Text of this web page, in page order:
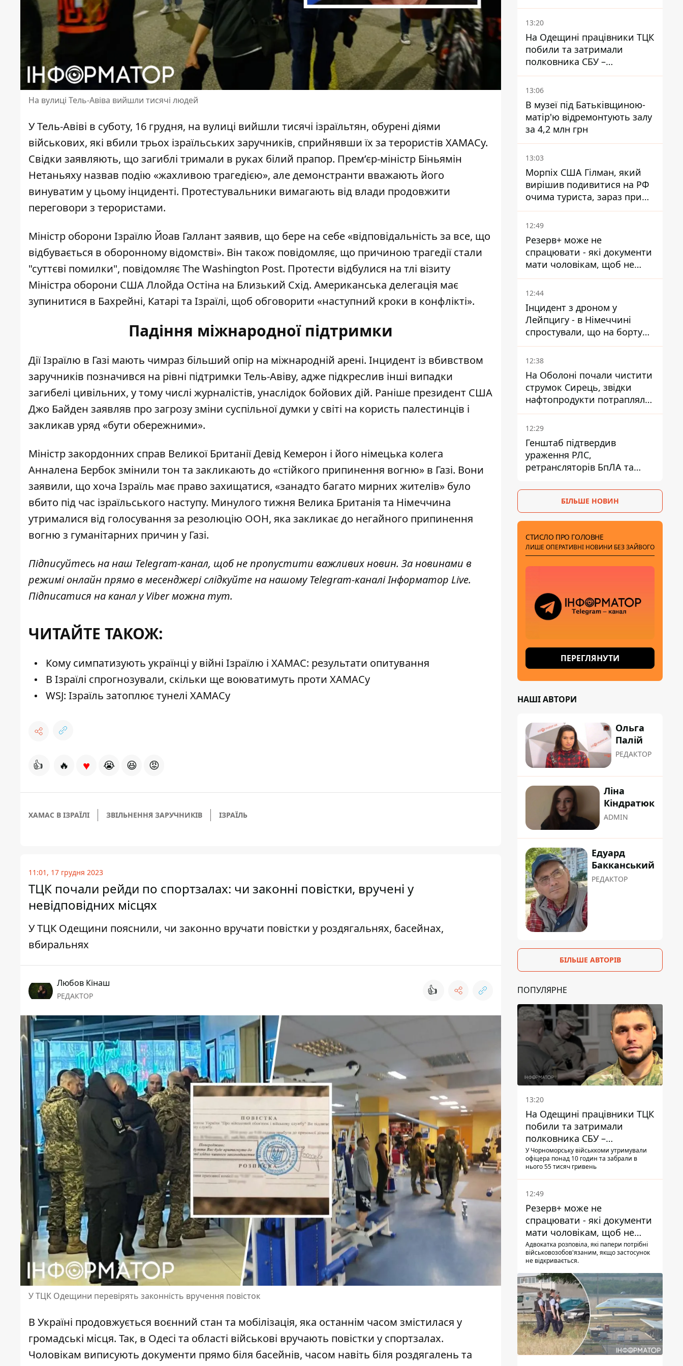
На вулиці Тель-Авіва вийшли тисячі людей
У Тель-Авіві в суботу, 16 грудня, на вулиці вийшли тисячі ізраїльтян, обурені діями
військових, які вбили трьох ізраїльських заручників, сприйнявши їх за терористів ХАМАСу.
Свідки заявляють, що загиблі тримали в руках білий прапор. Прем’єр-міністр Біньямін
Нетаньяху назвав подію «жахливою трагедією», але демонстранти вважають його
винуватим у цьому інциденті. Протестувальники вимагають від влади продовжити
переговори з терористами.
Міністр оборони Ізраїлю Йоав Галлант заявив, що бере на себе «відповідальність за все, що
відбувається в оборонному відомстві». Він також повідомляє, що причиною трагедії стали
"суттєві помилки", повідомляє The Washington Post. Протести відбулися на тлі візиту
Міністра оборони США Ллойда Остіна на Близький Схід. Американська делегація має
зупинитися в Бахрейні, Катарі та Ізраїлі, щоб обговорити «наступний кроки в конфлікті».
Падіння міжнародної підтримки
Дії Ізраїлю в Газі мають чимраз більший опір на міжнародній арені. Інцидент із вбивством
заручників позначився на рівні підтримки Тель-Авіву, адже підкреслив інші випадки
загибелі цивільних, у тому числі журналістів, унаслідок бойових дій. Раніше президент США
Джо Байден заявляв про загрозу зміни суспільної думки у світі на користь палестинців і
закликав уряд «бути обережними».
Міністр закордонних справ Великої Британії Девід Кемерон і його німецька колега
Анналена Бербок змінили тон та закликають до «стійкого припинення вогню» в Газі. Вони
заявили, що хоча Ізраїль має право захищатися, «занадто багато мирних жителів» було
вбито під час ізраїльського наступу. Минулого тижня Велика Британія та Німеччина
утрималися від голосування за резолюцію ООН, яка закликає до негайного припинення
вогню з гуманітарних причин у Газі.
Підписуйтесь на наш Telegram-канал, щоб не пропустити важливих новин. За новинами в
режимі онлайн прямо в месенджері слідкуйте на нашому Telegram-каналіІнформатор Live.
Підписатися на канал у Viber можнатут.
ЧИТАЙТЕ ТАКОЖ:
Кому симпатизують українці у війні Ізраїлю і ХАМАС: результати опитування
В Ізраїлі спрогнозували, скільки ще воюватимуть проти ХАМАСу
WSJ: Ізраїль затоплює тунелі ХАМАСу
👍 🔥 ♥ 😭 😆 😡
ХАМАС В ІЗРАЇЛІ ЗВІЛЬНЕННЯ ЗАРУЧНИКІВ ІЗРАЇЛЬ
11:01, 17 грудня 2023
ТЦК почали рейди по спортзалах: чи законні повістки, вручені у
невідповідних місцях
У ТЦК Одещини пояснили, чи законно вручати повістки у роздягальнях, басейнах,
вбиральнях
Любов Кінаш
РЕДАКТОР 👍
У ТЦК Одещини перевірять законність вручення повісток
В Україні продовжується воєнний стан та мобілізація, яка останнім часом змістилася у
громадські місця. Так, в Одесі та області військові вручають повістки у спортзалах.
Чоловікам виписують документи прямо біля басейнів, часом навіть біля роздягалень та
нестиковки – депутатка
Ольга Василевська-Смаглюк
13:20
На Одещині працівники ТЦК
побили та затримали
полковника СБУ –
військовий
13:06
В музеї під Батьківщиною-
матір'ю відремонтують залу
за 4,2 млн грн
13:03
Морпіх США Гілман, який
вирішив подивитися на РФ
очима туриста, зараз при
смерті у вʼязниці, де його
катували та робили інʼєкції
12:49
Резерв+ може не
спрацювати - які документи
мати чоловікам, щоб не
потрапити до ТЦК
12:44
Інцидент з дроном у
Лейпцигу - в Німеччині
спростували, що на борту
українського літака були
зброя та боєприпаси
12:38
На Оболоні почали чистити
струмок Сирець, звідки
нафтопродукти потрапляли
до озер
12:29
Генштаб підтвердив
ураження РЛС,
ретрансляторів БпЛА та
РФ у Криму й на півдні
БІЛЬШЕ НОВИН
СТИСЛО ПРО ГОЛОВНЕ
ЛИШЕ ОПЕРАТИВНІ НОВИНИ БЕЗ ЗАЙВОГО
ПЕРЕГЛЯНУТИ
НАШІ АВТОРИ
Ольга
Палій
РЕДАКТОР
Ліна
Кіндратюк
ADMIN
Едуард
Бакканський
РЕДАКТОР
БІЛЬШЕ АВТОРІВ
ПОПУЛЯРНЕ
13:20
На Одещині працівники ТЦК
побили та затримали
полковника СБУ –
військовий
У Чорноморську військкоми утримували
офіцера понад 10 годин та забрали в
нього 55 тисяч гривень
12:49
Резерв+ може не
спрацювати - які документи
мати чоловікам, щоб не
потрапити до ТЦК
Адвокатка розповіла, які папери потрібні
військовозобов'язаним, якщо застосунок
не відкривається.